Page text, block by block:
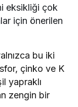
eksikliği çok
için önerilen
bu iki
çinko ve K
yapraklı
zengin bir